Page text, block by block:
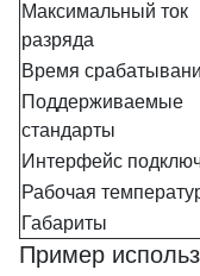
Максимальный ток
разряда
Время
Поддерживаемые
стандарты
Интерфейс
Рабочая
Габариты
Пример